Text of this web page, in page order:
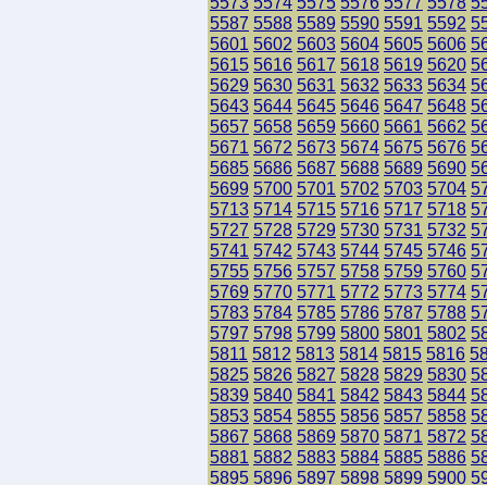
5587 5588 5589 5590 5591 5592
5601 5602 5603 5604 5605 5606
5615 5616 5617 5618 5619 5620
5629 5630 5631 5632 5633 5634
5643 5644 5645 5646 5647 5648
5657 5658 5659 5660 5661 5662
5671 5672 5673 5674 5675 5676
5685 5686 5687 5688 5689 5690
5699 5700 5701 5702 5703 5704
5713 5714 5715 5716 5717 5718
5727 5728 5729 5730 5731 5732
5741 5742 5743 5744 5745 5746
5755 5756 5757 5758 5759 5760
5769 5770 5771 5772 5773 5774
5783 5784 5785 5786 5787 5788
5797 5798 5799 5800 5801 5802
5811 5812 5813 5814 5815 5816
5825 5826 5827 5828 5829 5830
5839 5840 5841 5842 5843 5844
5853 5854 5855 5856 5857 5858
5867 5868 5869 5870 5871 5872
5881 5882 5883 5884 5885 5886
5895 5896 5897 5898 5899 5900